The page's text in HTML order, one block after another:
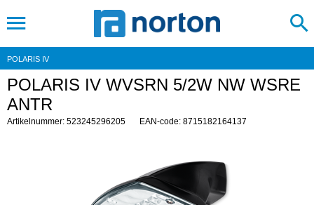
POLARIS IV
POLARIS IV WVSRN 5/2W NW WSRE
ANTR
Artikelnummer: 523245296205 EAN-code: 8715182164137